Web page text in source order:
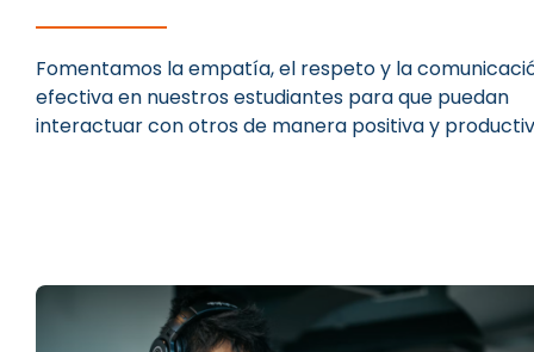
Fomentamos la empatía, el respeto y la
efectiva en nuestros estudiantes para que puedan
interactuar con otros de manera positiva y